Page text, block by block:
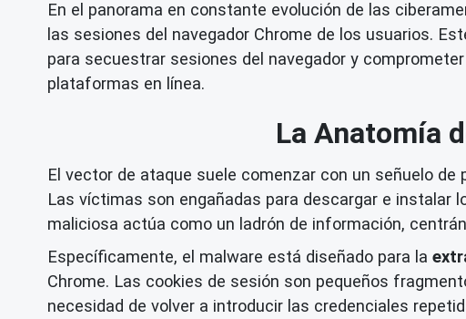
En el panorama en constante evolución de las
las sesiones del navegador Chrome de los usuarios.
para secuestrar sesiones del navegador y
plataformas en línea.
La Anatomía
El vector de ataque suele comenzar con un señuelo
Las víctimas son engañadas para descargar e instalar
maliciosa actúa como un ladrón de información,
Específicamente, el malware está diseñado para la
Chrome. Las cookies de sesión son pequeños
necesidad de volver a introducir las credenciales